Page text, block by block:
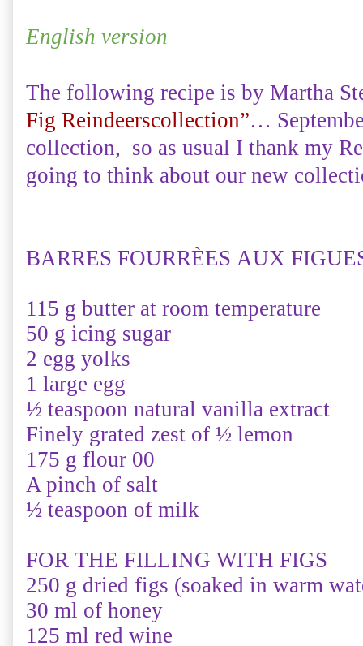
English version
The following recipe is by Martha
Fig Reindeerscollection”…
collection, so as usual I thank my
going to think about our new
BARRES FOURRÈES AUX
115 g butter at room temperature
50 g icing sugar
2 egg yolks
1 large egg
½ teaspoon natural vanilla extract
Finely grated zest of ½ lemon
175 g flour 00
A pinch of salt
½ teaspoon of milk
FOR THE FILLING WITH FIGS
250 g dried figs (soaked in warm
30 ml of honey
125 ml red wine